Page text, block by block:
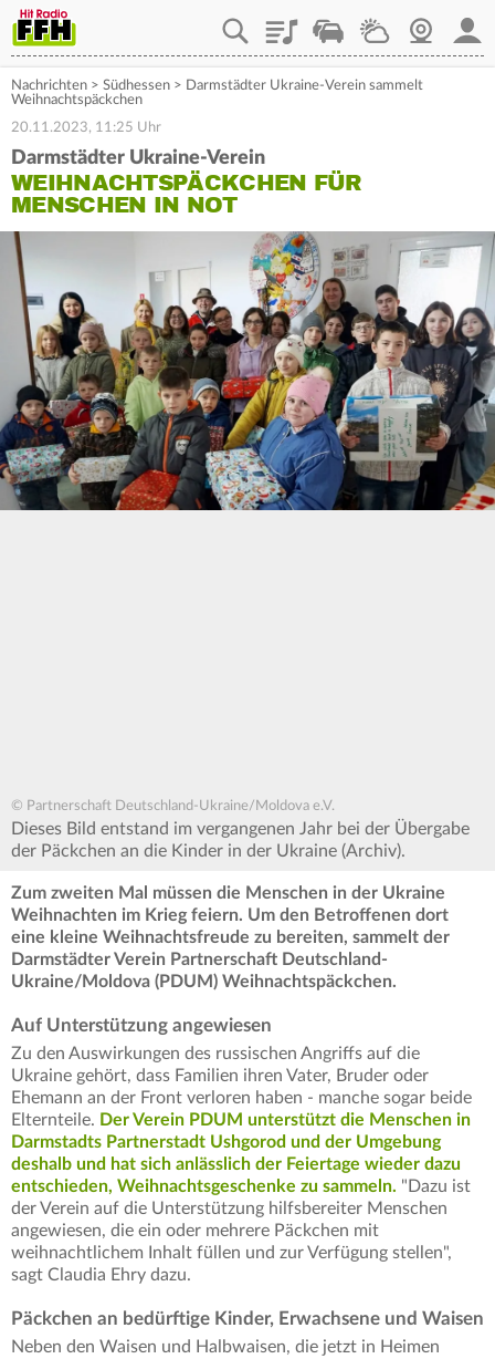
PlaylistStaupilotWetterWebcam
Nachrichten > Südhessen > Darmstädter Ukraine-Verein sammelt
Weihnachtspäckchen
20.11.2023, 11:25 Uhr
Darmstädter Ukraine-Verein
WEIHNACHTSPÄCKCHEN FÜR
MENSCHEN IN NOT
© Partnerschaft Deutschland-Ukraine/Moldova e.V.
Dieses Bild entstand im vergangenen Jahr bei der Übergabe
der Päckchen an die Kinder in der Ukraine (Archiv).
Zum zweiten Mal müssen die Menschen in der Ukraine
Weihnachten im Krieg feiern. Um den Betroffenen dort
eine kleine Weihnachtsfreude zu bereiten, sammelt der
Darmstädter Verein Partnerschaft Deutschland-
Ukraine/Moldova (PDUM) Weihnachtspäckchen.
Auf Unterstützung angewiesen
Zu den Auswirkungen des russischen Angriffs auf die
Ukraine gehört, dass Familien ihren Vater, Bruder oder
Ehemann an der Front verloren haben - manche sogar beide
Elternteile. Der Verein PDUM unterstützt die Menschen in
Darmstadts Partnerstadt Ushgorod und der Umgebung
deshalb und hat sich anlässlich der Feiertage wieder dazu
entschieden, Weihnachtsgeschenke zu sammeln. "Dazu ist
der Verein auf die Unterstützung hilfsbereiter Menschen
angewiesen, die ein oder mehrere Päckchen mit
weihnachtlichem Inhalt füllen und zur Verfügung stellen",
sagt Claudia Ehry dazu.
Päckchen an bedürftige Kinder, Erwachsene und Waisen
Neben den Waisen und Halbwaisen, die jetzt in Heimen